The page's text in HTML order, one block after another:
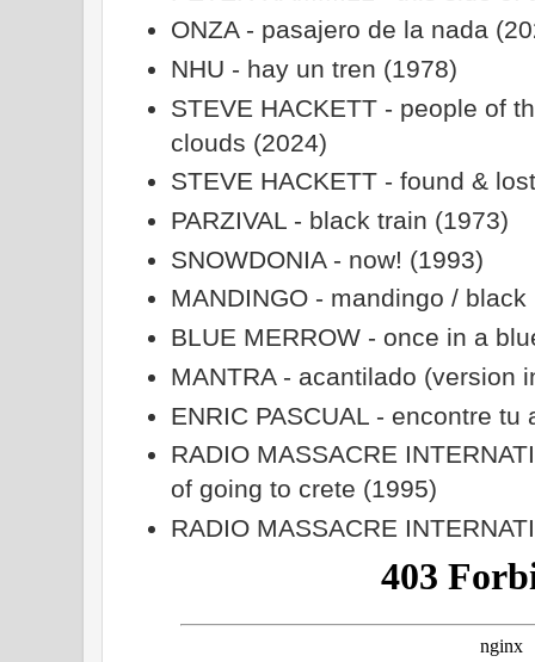
ONZA - pasajero de la nada
NHU - hay un tren (1978)
STEVE HACKETT - people of
clouds (2024)
STEVE HACKETT - found &
PARZIVAL - black train (1973)
SNOWDONIA - now! (1993)
MANDINGO - mandingo /
BLUE MERROW - once in a
MANTRA - acantilado (version
ENRIC PASCUAL - encontre tu
RADIO MASSACRE
of going to crete (1995)
RADIO MASSACRE